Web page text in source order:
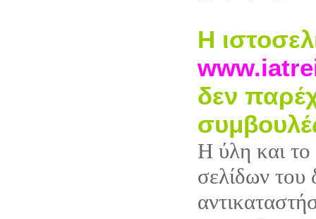
Η
δεν
Η ύλη και το
σελίδων του